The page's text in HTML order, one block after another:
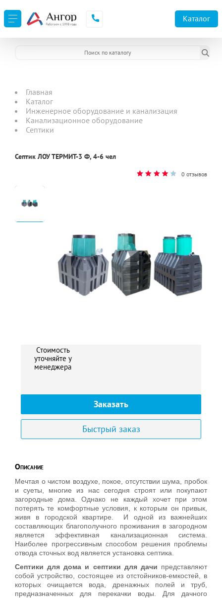
Каталог
Главная
Каталог
Инженерное оборудование и канализация
Канализационное оборудование
Септики
Септик ЛОУ ТЕРМИТ-3 Ф, 4-6 чел
0 отзывов
Стоимость
уточняйте у
менеджера
Заказать
Быстрый заказ
Описание
Мечтая о чистом воздухе, покое, отсутствии шума, пробок
и суеты, многие из нас сегодня строят или покупают
загородные дома. Однако не каждый хочет при этом
потерять те комфортные условия, к которым он привык,
живя в городской квартире. И одной из важнейших
составляющих благополучного проживания в загородном
является эффективная канализационная система.
Наиболее прогрессивным способом решения проблемы
отвода сточных вод является установка септика.
Септики для дома и септики для дачи представляют
собой устройство, состоящее из отстойников-емкостей, в
которых очищается вода, дренажных полей и труб,
предназначенных для перекачки воды. Для дачного